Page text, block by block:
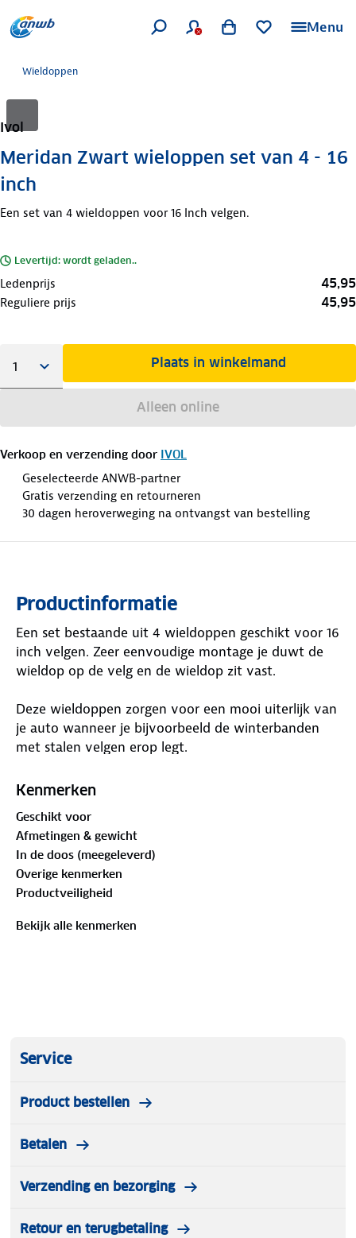
Menu
Wieldoppen
Ivol
Meridan Zwart wieloppen set van 4 - 16
inch
Een set van 4 wieldoppen voor 16 Inch velgen.
Levertijd: wordt geladen..
Ledenprijs 45,95
Reguliere prijs 45,95
Plaats in winkelmand
Alleen online
Verkoop en verzending door IVOL
Geselecteerde ANWB-partner
Gratis verzending en retourneren
30 dagen heroverweging na ontvangst van bestelling
Productinformatie
Een set bestaande uit 4 wieldoppen geschikt voor 16
inch velgen. Zeer eenvoudige montage je duwt de
wieldop op de velg en de wieldop zit vast.
Deze wieldoppen zorgen voor een mooi uiterlijk van
je auto wanneer je bijvoorbeeld de winterbanden
met stalen velgen erop legt.
Kenmerken
Maat: 16 Inch
Kleur: Zwart
De wieldoppensets zijn universeel te monteren op
elke auto, kijk even naar de juiste inch-maat welke
op je band staat. Staat er op de band bijvoorbeeld
Kenmerken
Geschikt voor
Afmetingen & gewicht
In de doos (meegeleverd)
Overige kenmerken
Productveiligheid
Bekijk alle kenmerken
Service
Product bestellen
Betalen
Verzending en bezorging
Retour en terugbetaling